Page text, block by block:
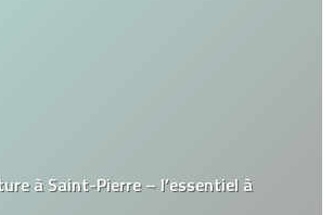
à Saint-Pierre – l’essentiel à